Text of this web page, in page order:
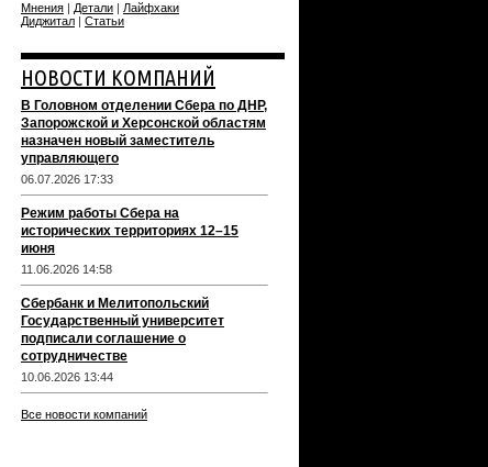
Мнения | Детали | Лайфхаки
Диджитал | Статьи
НОВОСТИ КОМПАНИЙ
В Головном отделении Сбера по ДНР,
Запорожской и Херсонской областям
назначен новый заместитель
управляющего
06.07.2026 17:33
Режим работы Сбера на
исторических территориях 12–15
июня
11.06.2026 14:58
Сбербанк и Мелитопольский
Государственный университет
подписали соглашение о
сотрудничестве
10.06.2026 13:44
Все новости компаний